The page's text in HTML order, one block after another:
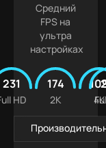
Средний
FPS на
ультра
настройках
231
HD
174
2K 4K